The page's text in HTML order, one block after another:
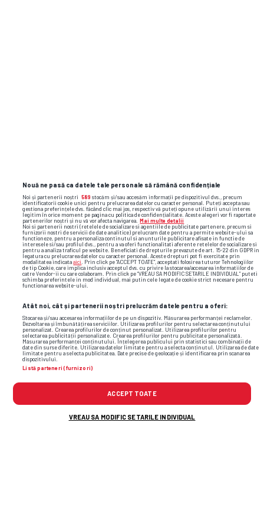
Nouă ne pasă ca datele tale personale să rămână confidențiale
Noi și partenerii noștri 589 stocăm și/sau accesăm informații pe dispozitivul dvs., precum
identificatorii cookie unici pentru prelucrarea datelor cu caracter personal. Puteți accepta sau
gestiona preferințele dvs. făcând clic mai jos, respectiv vă puteți opune utilizării unui interes
legitim în orice moment pe pagina cu politica de confidențialitate. Aceste alegeri vor fi raportate
partenerilor noștri și nu vă vor afecta navigarea. Mai multe detalii
Noi si partenerii nostri (retelele de socializare si agentiile de publicitate partenere, precum si
furnizorii nostri de servicii de date analitice) prelucram date pentru a permite website-ului sa
functioneze, pentru a personaliza continutul si anunturile publicitare afisate in functie de
interesele si/sau profilul dvs., pentru a va oferi functionalitati aferente retelelor de socializare si
pentru a analiza traficul pe website. Beneficiati de drepturile prevazute de art. 15-22 din GDPR in
legatura cu prelucrarea datelor cu caracter personal. Aceste drepturi pot fi exercitate prin
modalitatea indicataaici
. Prin click pe “ACCEPT TOATE”, acceptati folosirea tuturor Tehnologiilor
de tip Cookie, care implica inclusiv acceptul dvs. cu privire la stocarea/accesarea informatiilor de
catre Vendor-ii cu care colaboram. Prin click pe “VREAU SA MODIFIC SETARILE INDIVIDUAL” puteti
schimba preferintele in mod individual, mai putin cele legate de cookie strict necesare pentru
functionarea website-ului.
Atât noi, cât și partenerii noștri prelucrăm datele pentru a oferi:
Stocarea și/sau accesarea informațiilor de pe un dispozitiv. Măsurarea performanței reclamelor.
Dezvoltarea și îmbunătățirea serviciilor. Utilizarea profilurilor pentru selectarea conținutului
personalizat. Crearea profilurilor de conținut personalizat. Utilizarea profilurilor pentru
selectarea publicității personalizate. Crearea profilurilor pentru publicitate personalizată.
Măsurarea performanței conținutului. Înțelegerea publicului prin statistici sau combinații de
date din surse diferite. Utilizarea datelor limitate pentru a selecta conținutul. Utilizarea de date
limitate pentru a selecta publicitatea. Date precise de geolocație și identificarea prin scanarea
dispozitivului.
Listă parteneri (furnizori)
ACCEPT TOATE
VREAU SA MODIFIC SETARILE INDIVIDUAL